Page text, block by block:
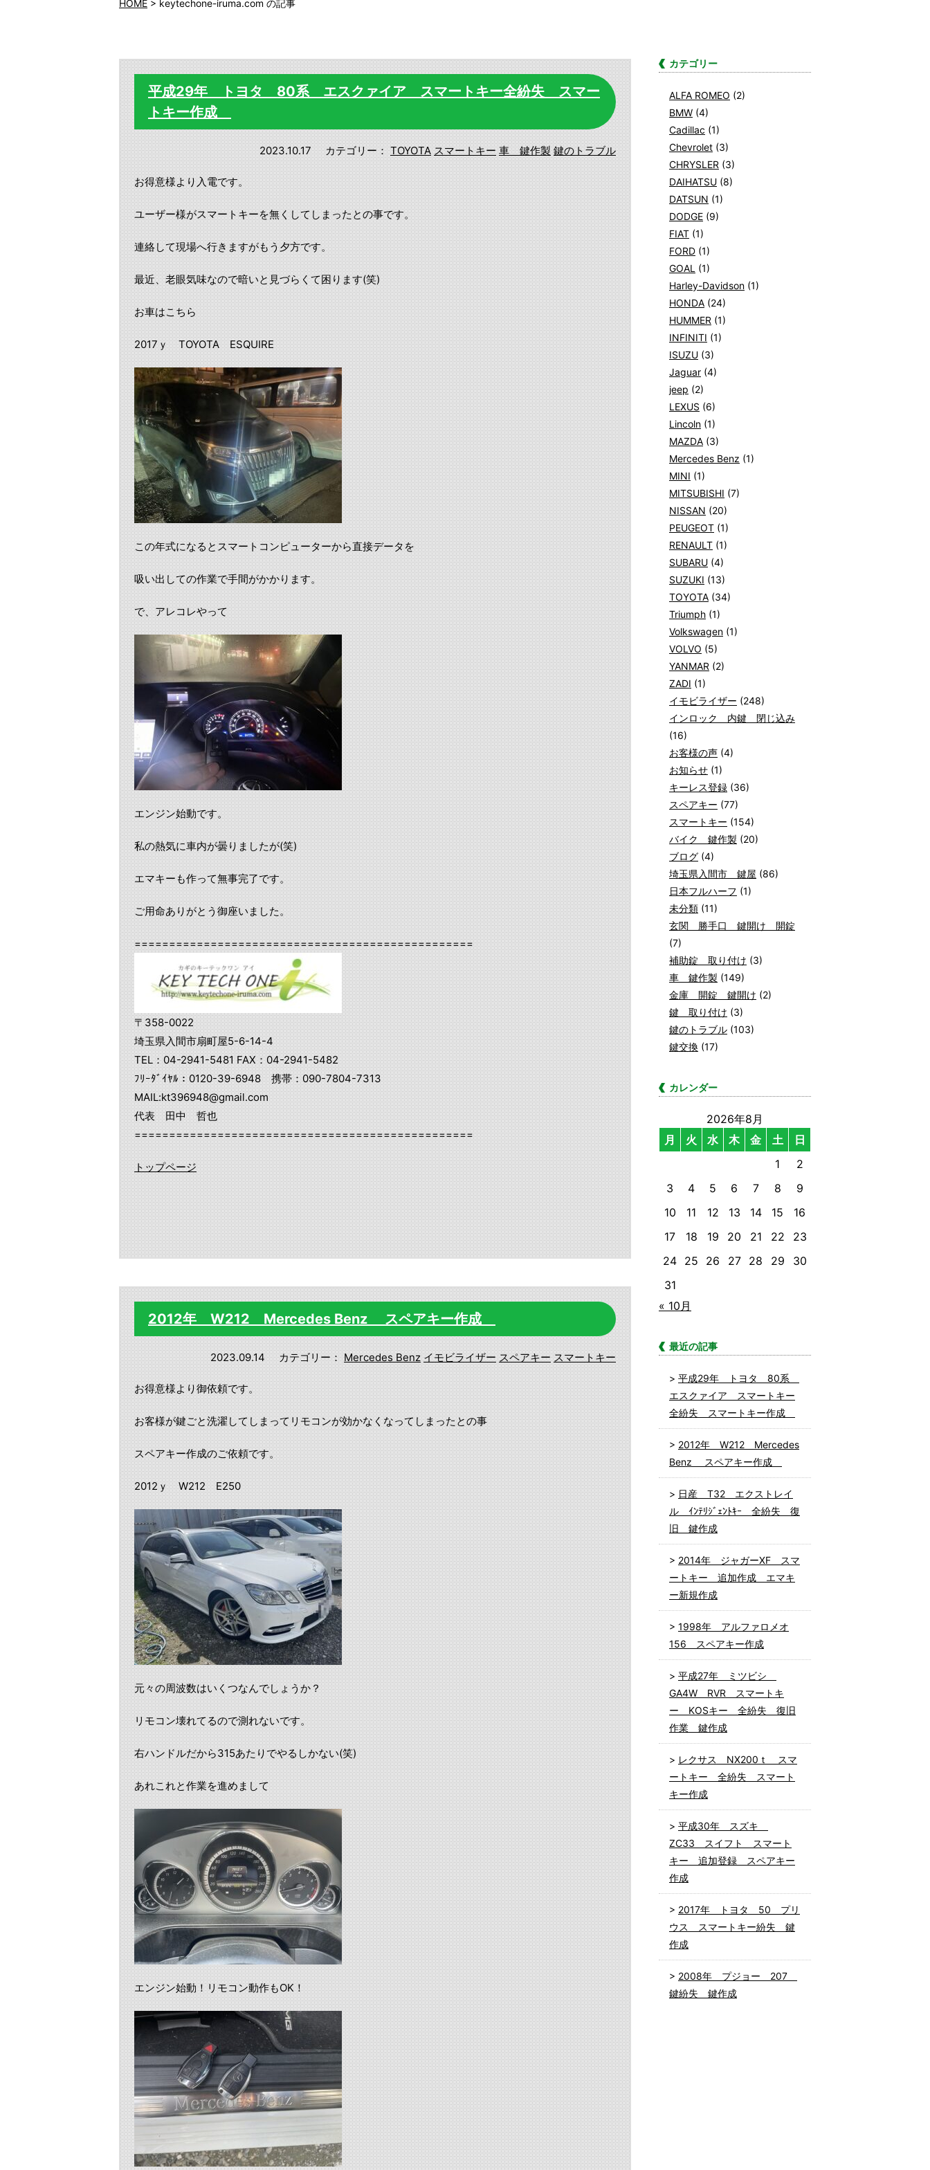
HOME > keytechone-iruma.com の記事
平成29年 トヨタ 80系 エスクァイア スマートキー全紛失 スマー
トキー作成
2023.10.17 カテゴリー： TOYOTA スマートキー 車 鍵作製 鍵のトラブル
お得意様より入電です。
ユーザー様がスマートキーを無くしてしまったとの事です。
連絡して現場へ行きますがもう夕方です。
最近、老眼気味なので暗いと見づらくて困ります(笑)
お車はこちら
2017ｙ TOYOTA ESQUIRE
この年式になるとスマートコンピューターから直接データを
吸い出しての作業で手間がかかります。
で、アレコレやって
エンジン始動です。
私の熱気に車内が曇りましたが(笑)
エマキーも作って無事完了です。
ご用命ありがとう御座いました。
=================================================
〒358-0022
埼玉県入間市扇町屋5-6-14-4
TEL：04-2941-5481 FAX：04-2941-5482
ﾌﾘｰﾀﾞｲﾔﾙ：0120-39-6948 携帯：090-7804-7313
MAIL:kt396948@gmail.com
代表 田中 哲也
=================================================
トップページ
2012年 W212 Mercedes Benz スペアキー作成
2023.09.14 カテゴリー： Mercedes Benz イモビライザー スペアキー スマートキー
お得意様より御依頼です。
お客様が鍵ごと洗濯してしまってリモコンが効かなくなってしまったとの事
スペアキー作成のご依頼です。
2012ｙ W212 E250
元々の周波数はいくつなんでしょうか？
リモコン壊れてるので測れないです。
右ハンドルだから315あたりでやるしかない(笑)
あれこれと作業を進めまして
エンジン始動！リモコン動作もOK！
カテゴリー
ALFA ROMEO (2)
BMW (4)
Cadillac (1)
Chevrolet (3)
CHRYSLER (3)
DAIHATSU (8)
DATSUN (1)
DODGE (9)
FIAT (1)
FORD (1)
GOAL (1)
Harley-Davidson (1)
HONDA (24)
HUMMER (1)
INFINITI (1)
ISUZU (3)
Jaguar (4)
jeep (2)
LEXUS (6)
Lincoln (1)
MAZDA (3)
Mercedes Benz (1)
MINI (1)
MITSUBISHI (7)
NISSAN (20)
PEUGEOT (1)
RENAULT (1)
SUBARU (4)
SUZUKI (13)
TOYOTA (34)
Triumph (1)
Volkswagen (1)
VOLVO (5)
YANMAR (2)
ZADI (1)
イモビライザー (248)
インロック 内鍵 閉じ込み
(16)
お客様の声 (4)
お知らせ (1)
キーレス登録 (36)
スペアキー (77)
スマートキー (154)
バイク 鍵作製 (20)
ブログ (4)
埼玉県入間市 鍵屋 (86)
日本フルハーフ (1)
未分類 (11)
玄関 勝手口 鍵開け 開錠
(7)
補助錠 取り付け (3)
車 鍵作製 (149)
金庫 開錠 鍵開け (2)
鍵 取り付け (3)
鍵のトラブル (103)
鍵交換 (17)
カレンダー
2026年8月
月
火 水 木 金 土
日
1
2
3
4 5 6 7 8
9
10
11 12 13 14 15
16
17
18 19 20 21 22
23
24 25 26 27 28 29
30
31
« 10月
最近の記事
平成29年 トヨタ 80系
エスクァイア スマートキー
全紛失 スマートキー作成
2012年 W212 Mercedes
Benz スペアキー作成
日産 T32 エクストレイ
ル ｲﾝﾃﾘｼﾞｪﾝﾄｷｰ 全紛失 復
旧 鍵作成
2014年 ジャガーXF スマ
ートキー 追加作成 エマキ
ー新規作成
1998年 アルファロメオ
156 スペアキー作成
平成27年 ミツビシ
GA4W RVR スマートキ
ー KOSキー 全紛失 復旧
作業 鍵作成
レクサス NX200ｔ スマ
ートキー 全紛失 スマート
キー作成
平成30年 スズキ
ZC33 スイフト スマート
キー 追加登録 スペアキー
作成
2017年 トヨタ 50 プリ
ウス スマートキー紛失 鍵
作成
2008年 プジョー 207
鍵紛失 鍵作成